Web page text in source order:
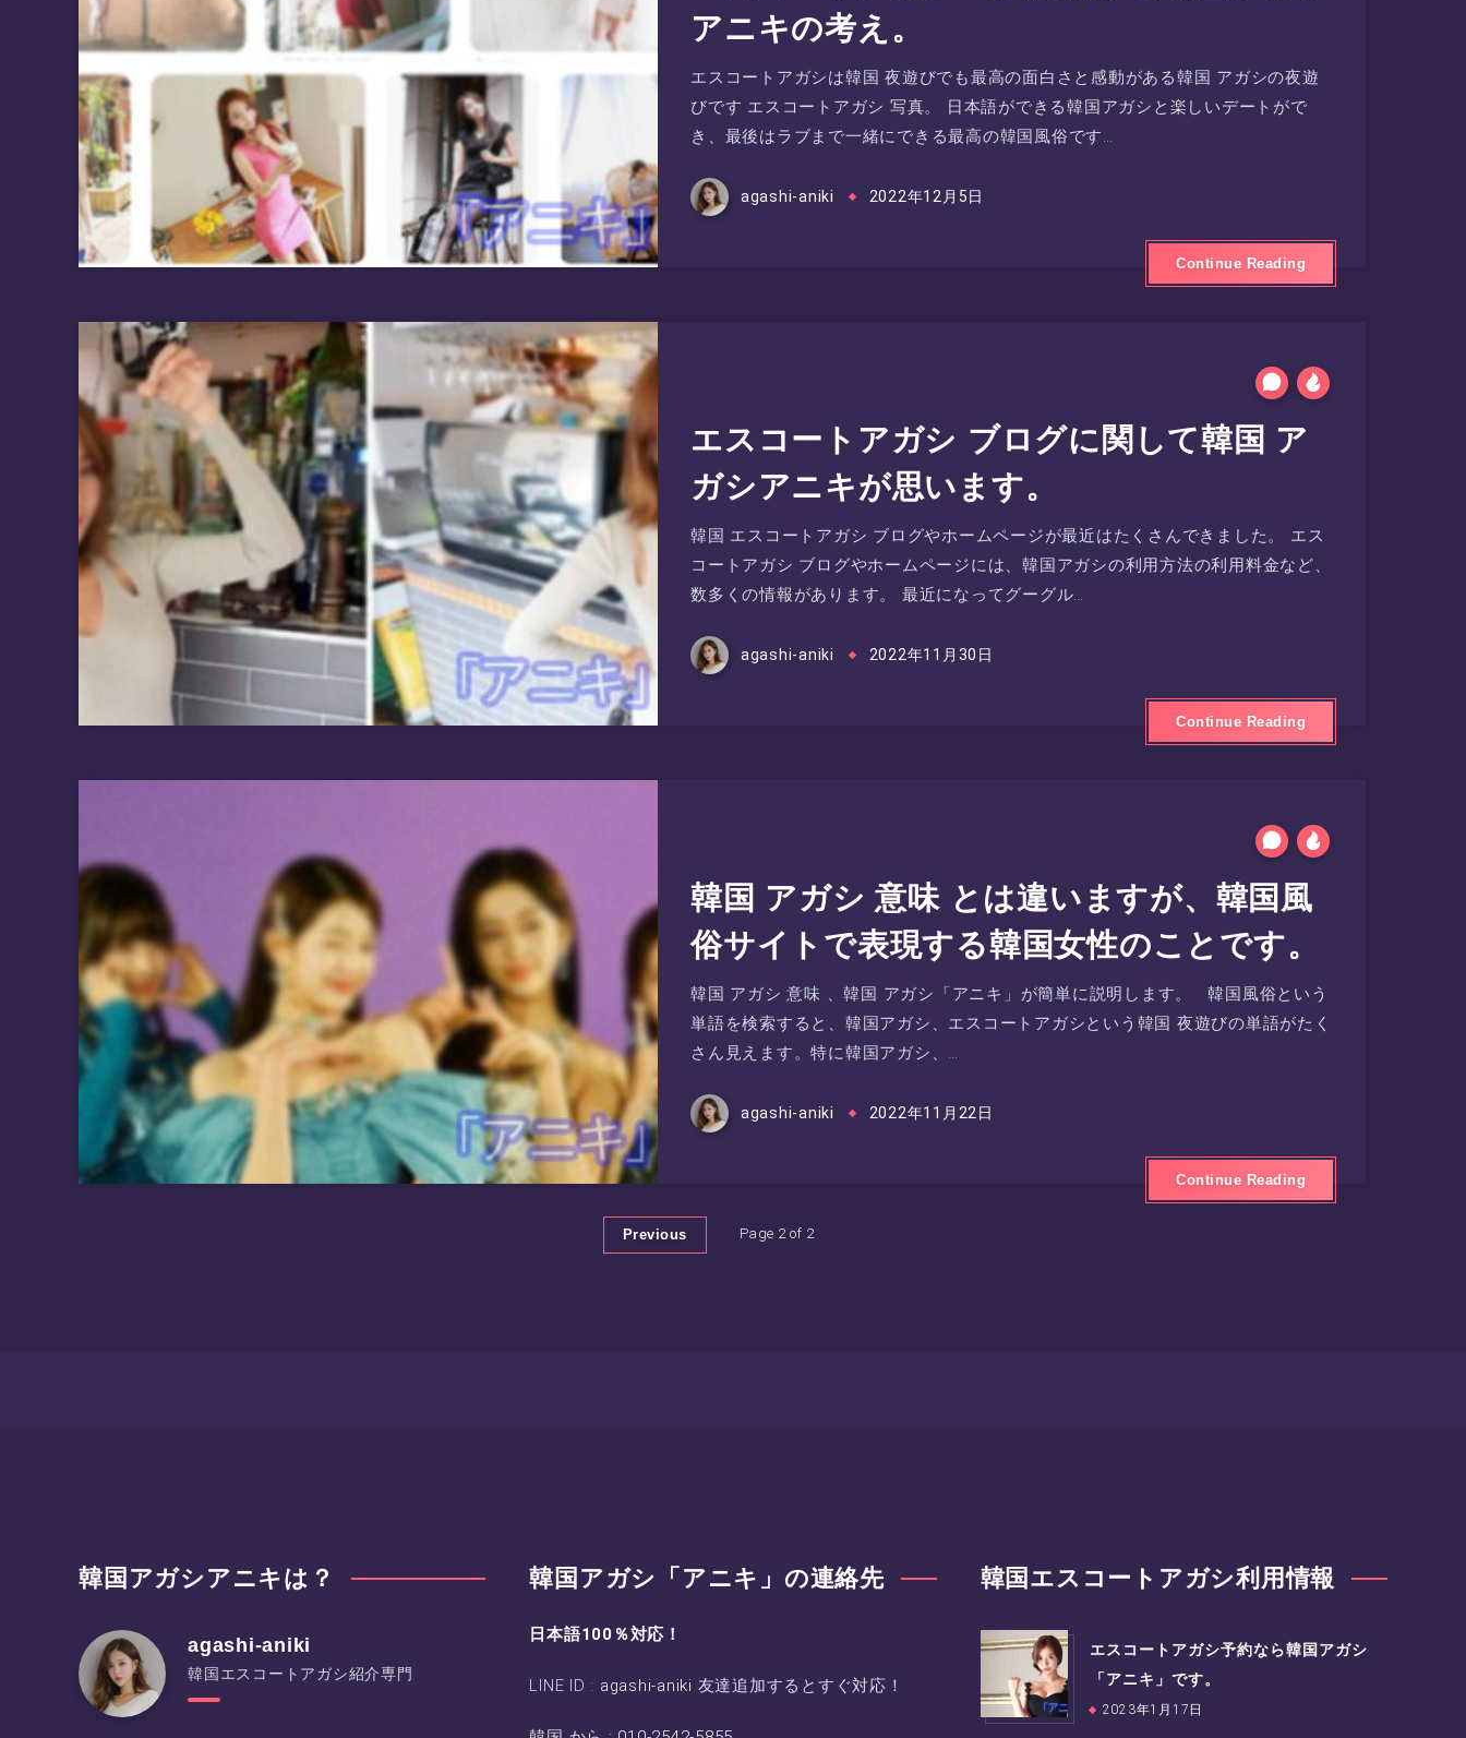
アニキの考え。
エスコートアガシは韓国 夜遊びでも最高の面白さと感動がある韓国 アガシの夜遊
びです エスコートアガシ 写真。 日本語ができる韓国アガシと楽しいデートがで
き、最後はラブまで一緒にできる最高の韓国風俗です…
agashi-aniki 2022年12月5日
Continue Reading
エスコートアガシ ブログに関して韓国 ア
ガシアニキが思います。
韓国 エスコートアガシ ブログやホームページが最近はたくさんできました。 エス
コートアガシ ブログやホームページには、韓国アガシの利用方法の利用料金など、
数多くの情報があります。 最近になってグーグル…
agashi-aniki 2022年11月30日
Continue Reading
韓国 アガシ 意味 とは違いますが、韓国風
俗サイトで表現する韓国女性のことです。
韓国 アガシ 意味 、韓国 アガシ「アニキ」が簡単に説明します。 韓国風俗という
単語を検索すると、韓国アガシ、エスコートアガシという韓国 夜遊びの単語がたく
さん見えます。特に韓国アガシ、…
agashi-aniki 2022年11月22日
Continue Reading
Previous Page 2 of 2
韓国アガシアニキは？
agashi-aniki
韓国エスコートアガシ紹介専門
韓国アガシ「アニキ」の連絡先
日本語100％対応！
LINE ID : agashi-aniki 友達追加するとすぐ対応！
韓国エスコートアガシ利用情報
エスコートアガシ予約なら韓国アガシ
「アニキ」です。
2023年1月17日